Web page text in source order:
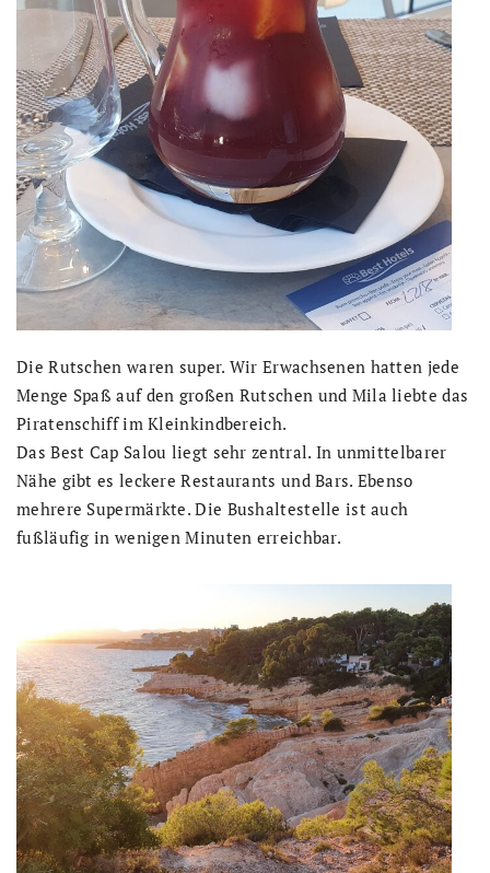
Die Rutschen waren super. Wir Erwachsenen hatten jede
Menge Spaß auf den großen Rutschen und Mila liebte das
Piratenschiff im Kleinkindbereich.
Das Best Cap Salou liegt sehr zentral. In unmittelbarer
Nähe gibt es leckere Restaurants und Bars. Ebenso
mehrere Supermärkte. Die Bushaltestelle ist auch
fußläufig in wenigen Minuten erreichbar.